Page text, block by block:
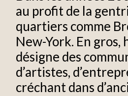
au profit de la
quartiers comme
New-York. En gros,
désigne des
d’artistes,
créchant dans